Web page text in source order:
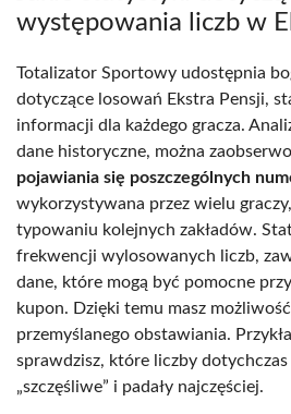
występowania liczb w
Totalizator Sportowy udostępnia
dotyczące losowań Ekstra Pensji,
informacji dla każdego gracza.
dane historyczne, można
pojawiania się poszczególnych
wykorzystywana przez wielu
typowaniu kolejnych zakładów.
frekwencji wylosowanych liczb,
dane, które mogą być pomocne
kupon. Dzięki temu masz
przemyślanego obstawiania.
sprawdzisz, które liczby dotychczas
„szczęśliwe” i padały najczęściej.